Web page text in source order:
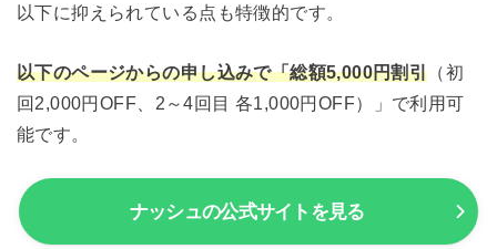
以下に抑えられている点も特徴的です。
以下のページからの申し込みで「総額5,000円割引 （初
回2,000円OFF、2～4回目 各1,000円OFF）」で利用可
能です。
ナッシュの公式サイトを見る